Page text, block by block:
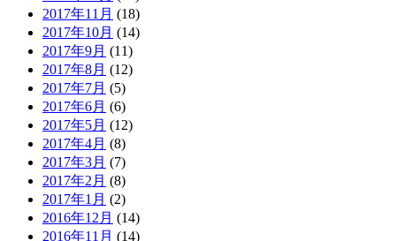
2017年11月 (18)
2017年10月 (14)
2017年9月 (11)
2017年8月 (12)
2017年7月 (5)
2017年6月 (6)
2017年5月 (12)
2017年4月 (8)
2017年3月 (7)
2017年2月 (8)
2017年1月 (2)
2016年12月 (14)
2016年11月 (14)